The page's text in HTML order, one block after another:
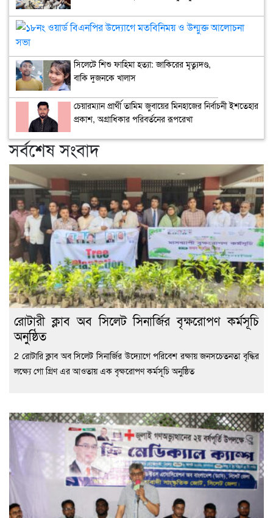
সিলেটে শিশু ফাহিমা হত্যা: জাকিরের মৃত্যুদণ্ড,
বাকি দুজনকে খালাস
চেয়ারম্যান প্রার্থী তামিম জুবায়ের মিনহাজের নির্বাচনী ইশতেহার
প্রকাশ, অগ্রাধিকার পরিবর্তনের রূপরেখা
সর্বশেষ সংবাদ
রোটারী ক্লাব অব সিলেট সিনার্জির বৃক্ষরোপণ কর্মসূচি
অনুষ্ঠিত
2 রোটারি ক্লাব অব সিলেট সিনার্জির উদ্যোগে পরিবেশ রক্ষায় জনসচেতনতা বৃদ্ধির
লক্ষ্যে গো গ্রিণ এর আওতায় এক বৃক্ষরোপণ কর্মসূচি অনুষ্ঠিত